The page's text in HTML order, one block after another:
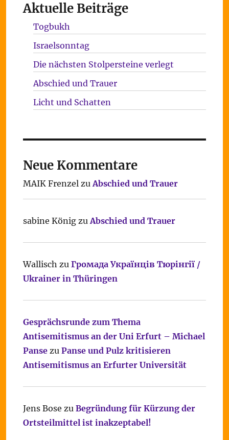
Aktuelle Beiträge
Togbukh
Israelsonntag
Die nächsten Stolpersteine verlegt
Abschied und Trauer
Licht und Schatten
Neue Kommentare
MAIK FrenzelzuAbschied und Trauer
sabine KönigzuAbschied und Trauer
Wallisch zu Громада Українців Тюрінгії /
Ukrainer in Thüringen
Gesprächsrunde zum Thema
Antisemitismus an der Uni Erfurt – Michael
Pansezu Panse und Pulz kritisieren
Antisemitismus an Erfurter Universität
Jens Bose zu Begründung für Kürzung der
Ortsteilmittel ist inakzeptabel!